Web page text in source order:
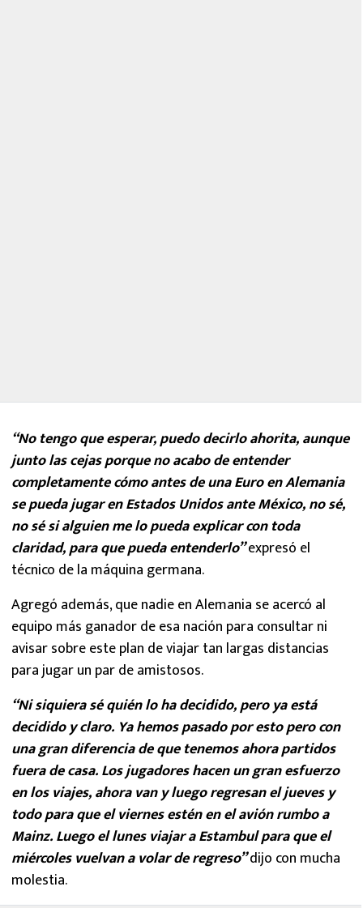
“No tengo que esperar, puedo decirlo ahorita, aunque
junto las cejas porque no acabo de entender
completamente cómo antes de una Euro en Alemania
se pueda jugar en Estados Unidos ante México, no sé,
no sé si alguien me lo pueda explicar con toda
claridad, para que pueda entenderlo”expresó el
técnico de la máquina germana.
Agregó además, que nadie en Alemania se acercó al
equipo más ganador de esa nación para consultar ni
avisar sobre este plan de viajar tan largas distancias
para jugar un par de amistosos.
“Ni siquiera sé quién lo ha decidido, pero ya está
decidido y claro. Ya hemos pasado por esto pero con
una gran diferencia de que tenemos ahora partidos
fuera de casa. Los jugadores hacen un gran esfuerzo
en los viajes, ahora van y luego regresan el jueves y
todo para que el viernes estén en el avión rumbo a
Mainz. Luego el lunes viajar a Estambul para que el
miércoles vuelvan a volar de regreso”dijo con mucha
molestia.